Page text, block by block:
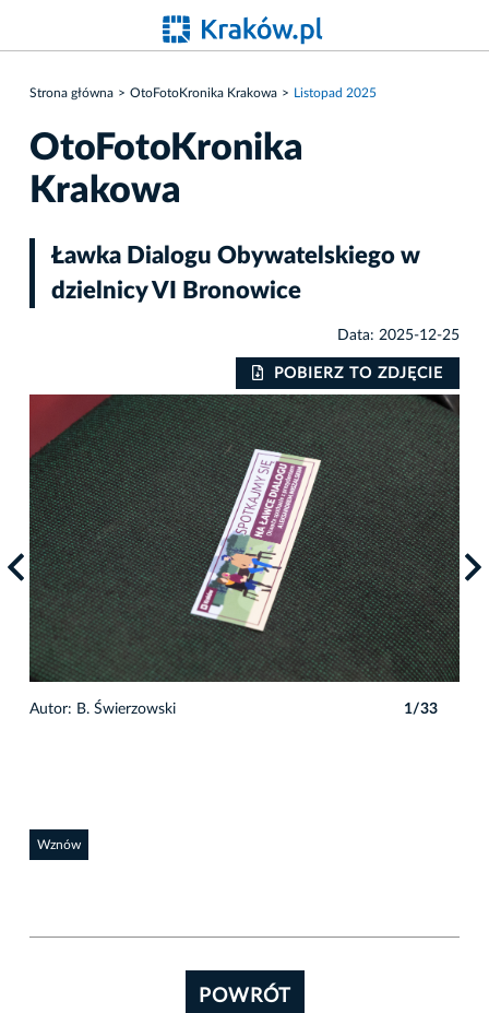
Strona główna OtoFotoKronika Krakowa Listopad 2025
OtoFotoKronika
Krakowa
Ławka Dialogu Obywatelskiego w
dzielnicy VI Bronowice
Data: 2025-12-25
POBIERZ TO ZDJĘCIE
Autor: B. Świerzowski 1/33
Wznów
POWRÓT